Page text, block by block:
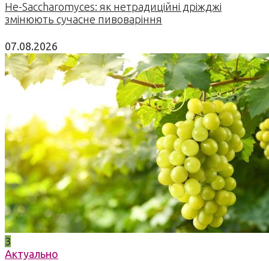
Не-Saccharomyces: як нетрадиційні дріжджі
змінюють сучасне пивоваріння
07.08.2026
3
Актуально